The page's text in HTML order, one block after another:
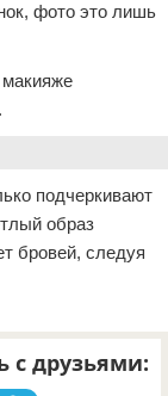
фото это лишь
подчеркивают
образ
бровей, следуя
с друзьями: